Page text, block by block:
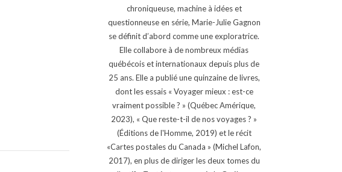
chroniqueuse, machine à idées et
questionneuse en série, Marie-Julie Gagnon
se définit d’abord comme une exploratrice.
Elle collabore à de nombreux médias
québécois et internationaux depuis plus de
25 ans. Elle a publié une quinzaine de livres,
dont les essais « Voyager mieux : est-ce
vraiment possible ? » (Québec Amérique,
2023), « Que reste-t-il de nos voyages ? »
(Éditions de l'Homme, 2019) et le récit
«Cartes postales du Canada » (Michel Lafon,
2017), en plus de diriger les deux tomes du